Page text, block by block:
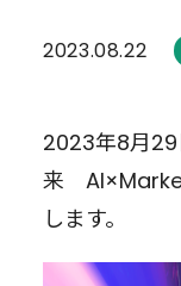
2023.08.22
2023年8月29
来
します。